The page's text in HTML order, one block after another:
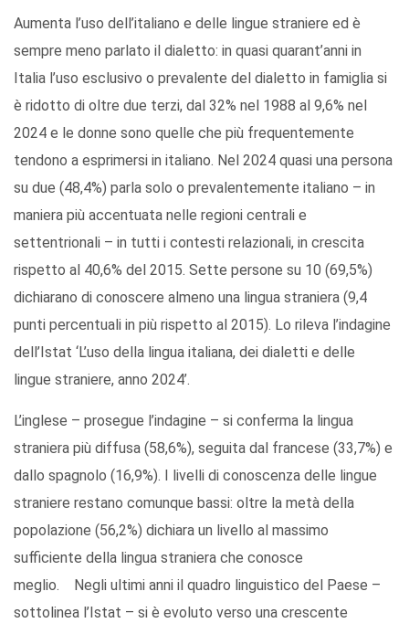
Aumenta l’uso dell’italiano e delle lingue straniere ed è
sempre meno parlato il dialetto: in quasi quarant’anni in
Italia l’uso esclusivo o prevalente del dialetto in famiglia si
è ridotto di oltre due terzi, dal 32% nel 1988 al 9,6% nel
2024 e le donne sono quelle che più frequentemente
tendono a esprimersi in italiano. Nel 2024 quasi una persona
su due (48,4%) parla solo o prevalentemente italiano – in
maniera più accentuata nelle regioni centrali e
settentrionali – in tutti i contesti relazionali, in crescita
rispetto al 40,6% del 2015. Sette persone su 10 (69,5%)
dichiarano di conoscere almeno una lingua straniera (9,4
punti percentuali in più rispetto al 2015). Lo rileva l’indagine
dell’Istat ‘L’uso della lingua italiana, dei dialetti e delle
lingue straniere, anno 2024’.
L’inglese – prosegue l’indagine – si conferma la lingua
straniera più diffusa (58,6%), seguita dal francese (33,7%) e
dallo spagnolo (16,9%). I livelli di conoscenza delle lingue
straniere restano comunque bassi: oltre la metà della
popolazione (56,2%) dichiara un livello al massimo
sufficiente della lingua straniera che conosce
meglio. Negli ultimi anni il quadro linguistico del Paese –
sottolinea l’Istat – si è evoluto verso una crescente